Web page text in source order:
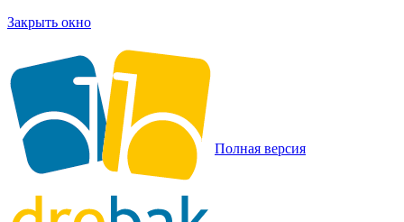
Закрыть окно
Полная версия